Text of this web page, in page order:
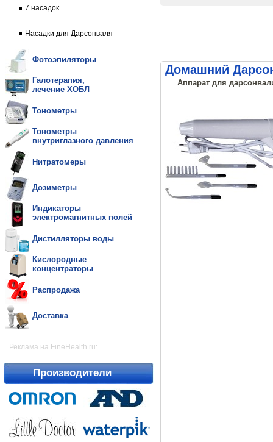
7 насадок
Насадки для Дарсонваля
Фотоэпиляторы
Галотерапия,
лечение ХОБЛ
Тонометры
Тонометры
внутриглазного давления
Нитратомеры
Дозиметры
Индикаторы
электромагнитных полей
Дистилляторы воды
Кислородные
концентраторы
Распродажа
Доставка
Реклама на FineHealth.ru:
Производители
Домашний
Аппарат для